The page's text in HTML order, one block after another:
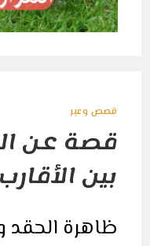
قصص وعبر
قصة عن
بين الأقارب
ظاهرة الحقد